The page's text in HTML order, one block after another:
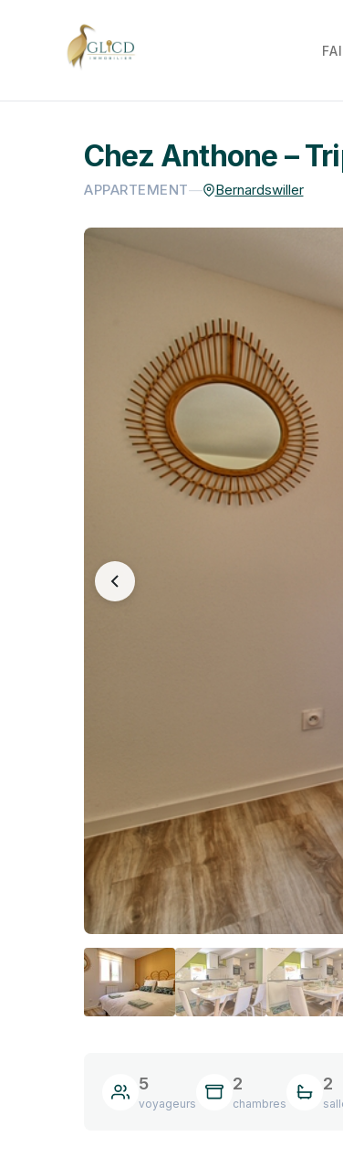
Chez Anthone –
APPARTEMENT— Bernardswiller
5
voyageurs
2
chambres
2